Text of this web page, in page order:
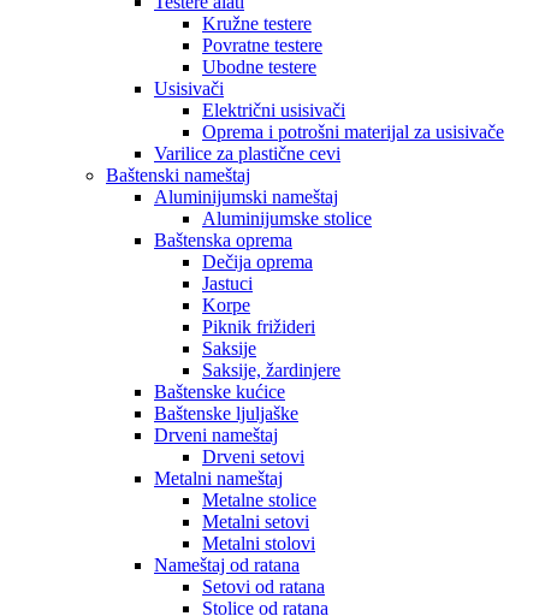
Kružne testere
Povratne testere
Ubodne testere
Usisivači
Električni usisivači
Oprema i potrošni materijal za usisivače
Varilice za plastične cevi
Baštenski nameštaj
Aluminijumski nameštaj
Aluminijumske stolice
Baštenska oprema
Dečija oprema
Jastuci
Korpe
Piknik frižideri
Saksije
Saksije, žardinjere
Baštenske kućice
Baštenske ljuljaške
Drveni nameštaj
Drveni setovi
Metalni nameštaj
Metalne stolice
Metalni setovi
Metalni stolovi
Nameštaj od ratana
Setovi od ratana
Stolice od ratana